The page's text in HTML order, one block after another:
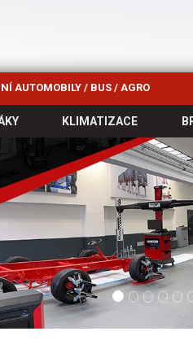
AUTOMOBILY / BUS / AGRO
KLIMATIZACE